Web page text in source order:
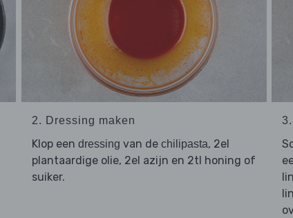
2. Dressing maken
Klop een dressing van de chilipasta, 2el
plantaardige olie, 2el azijn en 2tl honing of
suiker.